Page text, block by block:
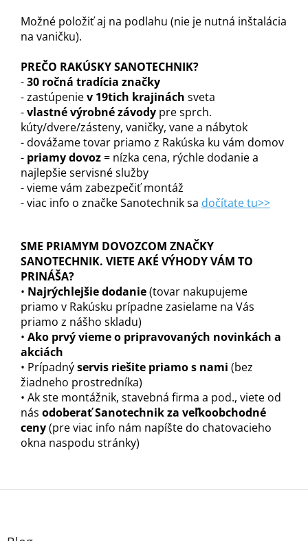
Možné položiť aj na podlahu (nie je nutná inštalácia
na vaničku).
PREČO RAKÚSKY SANOTECHNIK?
-30 ročná tradícia značky
- zastúpeniev 19tich krajinách sveta
-vlastné výrobné závody pre sprch.
kúty/dvere/zásteny, vaničky, vane a nábytok
- dovážame tovar priamo z Rakúska ku vám domov
- priamy dovoz= nízka cena, rýchle dodanie a
najlepšie servisné služby
- vieme vám zabezpečiť montáž
- viac info o značke Sanotechnik sa dočítate tu>>
SME PRIAMYM DOVOZCOM ZNAČKY
SANOTECHNIK. VIETE AKÉ VÝHODY VÁM TO
PRINÁŠA?
• Najrýchlejšie dodanie(tovar nakupujeme
priamo v Rakúsku prípadne zasielame na Vás
priamo z nášho skladu)
• Ako prvý vieme o pripravovaných novinkách a
akciách
• Prípadnýservis riešite priamo s nami (bez
žiadneho prostredníka)
• Ak ste montážnik, stavebná firma a pod., viete od
nás odoberať Sanotechnik za veľkoobchodné
ceny(pre viac info nám napíšte do chatovacieho
okna naspodu stránky)
Z